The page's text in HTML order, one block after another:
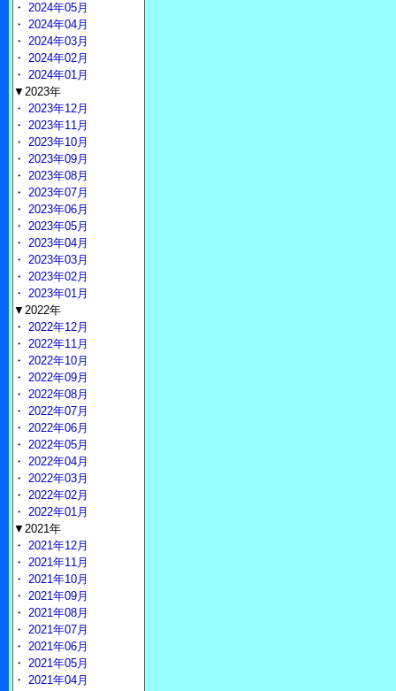
・ 2024年05月
・ 2024年04月
・ 2024年03月
・ 2024年02月
・ 2024年01月
▼2023年
・ 2023年12月
・ 2023年11月
・ 2023年10月
・ 2023年09月
・ 2023年08月
・ 2023年07月
・ 2023年06月
・ 2023年05月
・ 2023年04月
・ 2023年03月
・ 2023年02月
・ 2023年01月
▼2022年
・ 2022年12月
・ 2022年11月
・ 2022年10月
・ 2022年09月
・ 2022年08月
・ 2022年07月
・ 2022年06月
・ 2022年05月
・ 2022年04月
・ 2022年03月
・ 2022年02月
・ 2022年01月
▼2021年
・ 2021年12月
・ 2021年11月
・ 2021年10月
・ 2021年09月
・ 2021年08月
・ 2021年07月
・ 2021年06月
・ 2021年05月
・ 2021年04月